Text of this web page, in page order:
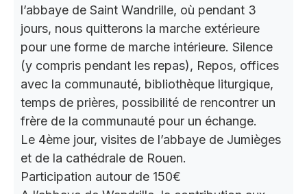
l’abbaye de Saint Wandrille, où pendant 3
jours, nous quitterons la marche extérieure
pour une forme de marche intérieure. Silence
(y compris pendant les repas), Repos, offices
avec la communauté, bibliothèque liturgique,
temps de prières, possibilité de rencontrer un
frère de la communauté pour un échange.
Le 4ème jour, visites de l’abbaye de Jumièges
et de la cathédrale de Rouen.
Participation autour de 150€